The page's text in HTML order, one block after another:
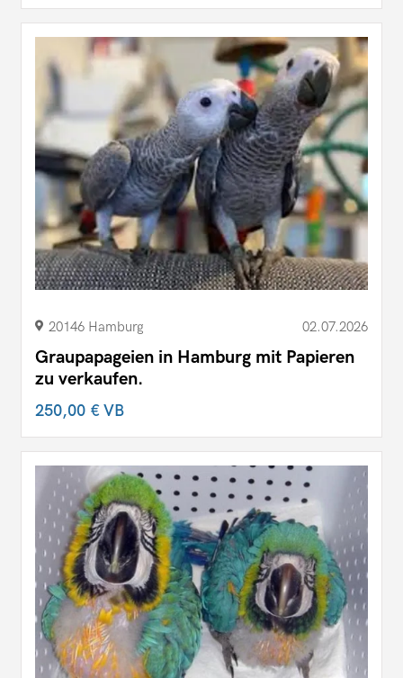
20146 Hamburg 02.07.2026
Graupapageien in Hamburg mit Papieren
zu verkaufen.
250,00 €VB